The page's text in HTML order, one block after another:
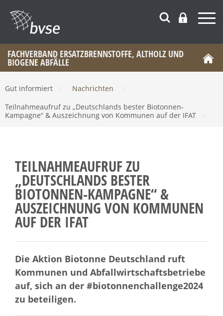
FACHVERBAND ERSATZBRENNSTOFFE, ALTHOLZ UND
BIOGENE ABFÄLLE
Gut informiert Nachrichten
Teilnahmeaufruf zu „Deutschlands bester Biotonnen-
Kampagne“ & Auszeichnung von Kommunen auf der IFAT
TEILNAHMEAUFRUF ZU
„DEUTSCHLANDS BESTER
BIOTONNEN-KAMPAGNE“ &
AUSZEICHNUNG VON KOMMUNEN
AUF DER IFAT
Die Aktion Biotonne Deutschland ruft
Kommunen und Abfallwirtschaftsbetriebe
auf, sich an der #biotonnenchallenge2024
zu beteiligen.